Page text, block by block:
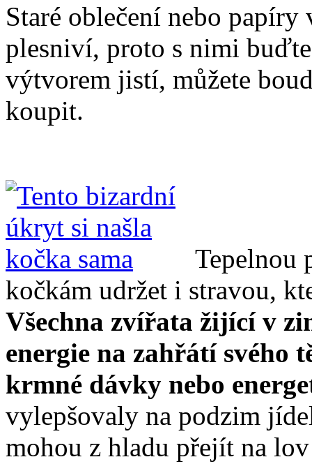
Staré oblečení nebo
plesniví, proto s nimi
výtvorem jistí, můžete
koupit.
Tepelnou
kočkám udržet i stravou,
Všechna zvířata žijící v
energie na zahřátí svého
krmné dávky nebo
vylepšovaly na podzim
mohou z hladu přejít na